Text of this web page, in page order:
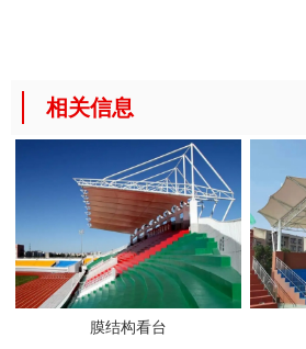
相关信息
膜结构看台